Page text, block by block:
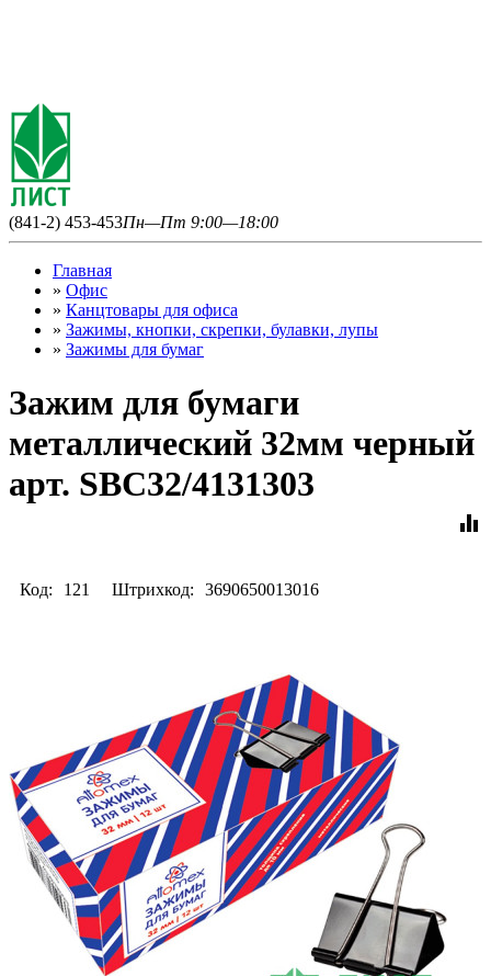
(841-2) 453-453Пн—Пт 9:00—18:00
Главная
» Офис
» Канцтовары для офиса
» Зажимы, кнопки, скрепки, булавки, лупы
» Зажимы для бумаг
Зажим для бумаги
металлический 32мм черный
арт. SBC32/4131303
equalizer
Код: 121 Штрихкод: 3690650013016